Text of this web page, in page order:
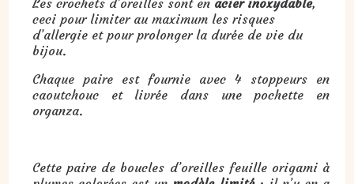
ceci pour limiter au maximum les risques
d’allergie et pour prolonger la durée de vie du
bijou.
Chaque paire est fournie avec 4 stoppeurs en
caoutchouc et livrée dans une pochette en
organza.
Cette paire de boucles d’oreilles feuille origami à